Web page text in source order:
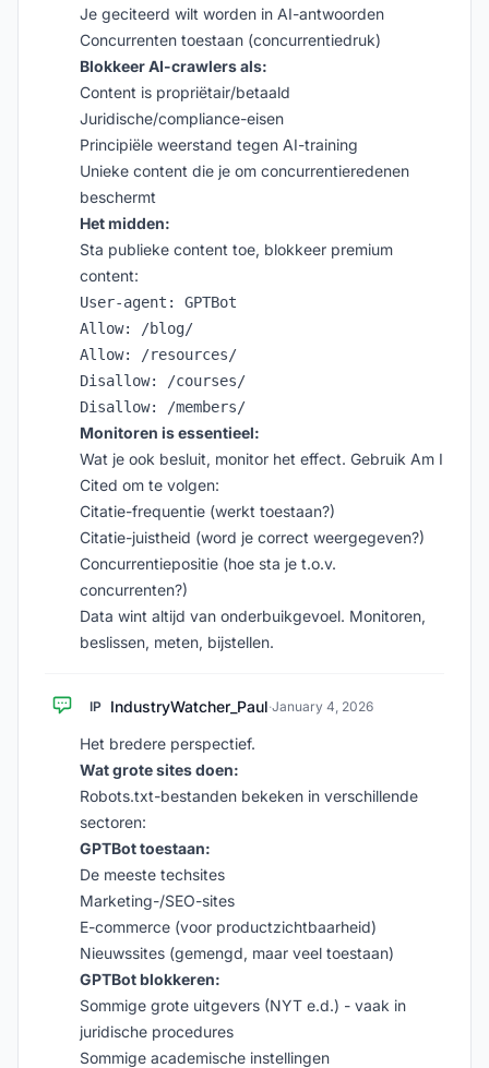
Je geciteerd wilt worden in AI-antwoorden
Concurrenten toestaan (concurrentiedruk)
Blokkeer AI-crawlers als:
Content is propriëtair/betaald
Juridische/compliance-eisen
Principiële weerstand tegen AI-training
Unieke content die je om concurrentieredenen
beschermt
Het midden:
Sta publieke content toe, blokkeer premium
content:
User-agent: GPTBot
Allow: /blog/
Allow: /resources/
Disallow: /courses/
Monitoren is essentieel:
Wat je ook besluit, monitor het effect. Gebruik Am I
Cited om te volgen:
Citatie-frequentie (werkt toestaan?)
Citatie-juistheid (word je correct weergegeven?)
Concurrentiepositie (hoe sta je t.o.v.
concurrenten?)
Data wint altijd van onderbuikgevoel. Monitoren,
beslissen, meten, bijstellen.
IP IndustryWatcher_Paul·January 4, 2026
Het bredere perspectief.
Wat grote sites doen:
Robots.txt-bestanden bekeken in verschillende
sectoren:
GPTBot toestaan:
De meeste techsites
Marketing-/SEO-sites
E-commerce (voor productzichtbaarheid)
Nieuwssites (gemengd, maar veel toestaan)
GPTBot blokkeren:
Sommige grote uitgevers (NYT e.d.) - vaak in
juridische procedures
Sommige academische instellingen